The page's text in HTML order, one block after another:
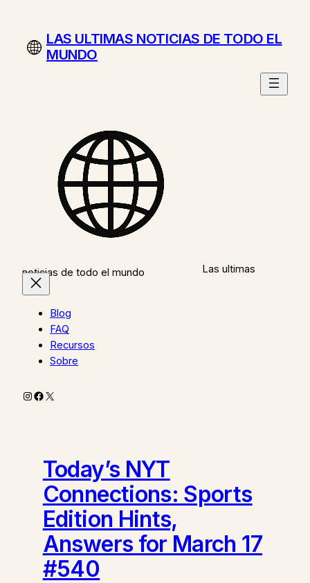
contenidoLAS ULTIMAS NOTICIAS DE TODO EL
MUNDO
Las ultimas
noticias de todo el mundo
Blog
FAQ
Recursos
Sobre
Instagram
Facebook
X
Today’s NYT
Connections: Sports
Edition Hints,
Answers for March 17
#540